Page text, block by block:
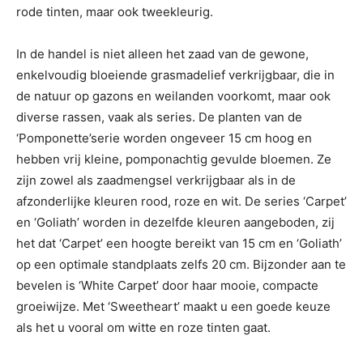
rode tinten, maar ook tweekleurig.
In de handel is niet alleen het zaad van de gewone,
enkelvoudig bloeiende grasmadelief verkrijgbaar, die in
de natuur op gazons en weilanden voorkomt, maar ook
diverse rassen, vaak als series. De planten van de
‘Pomponette’serie worden ongeveer 15 cm hoog en
hebben vrij kleine, pomponachtig gevulde bloemen. Ze
zijn zowel als zaadmengsel verkrijgbaar als in de
afzonderlijke kleuren rood, roze en wit. De series ‘Carpet’
en ‘Goliath’ worden in dezelfde kleuren aangeboden, zij
het dat ‘Carpet’ een hoogte bereikt van 15 cm en ‘Goliath’
op een optimale standplaats zelfs 20 cm. Bijzonder aan te
bevelen is ‘White Carpet’ door haar mooie, compacte
groeiwijze. Met ‘Sweetheart’ maakt u een goede keuze
als het u vooral om witte en roze tinten gaat.